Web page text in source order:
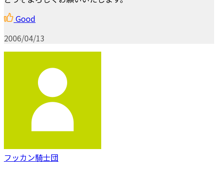
Good
2006/04/13
フッカン騎士団